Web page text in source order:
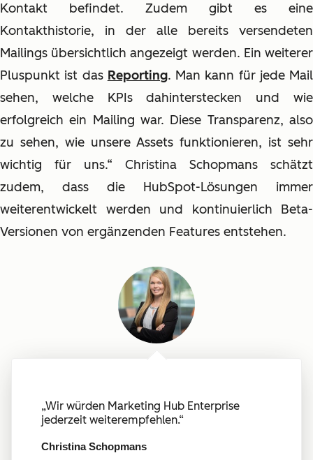
Kontakt befindet. Zudem gibt es eine
Kontakthistorie, in der alle bereits versendeten
Mailings übersichtlich angezeigt werden. Ein weiterer
Pluspunkt ist das Reporting. Man kann für jede Mail
sehen, welche KPIs dahinterstecken und wie
erfolgreich ein Mailing war. Diese Transparenz, also
zu sehen, wie unsere Assets funktionieren, ist sehr
wichtig für uns.“ Christina Schopmans schätzt
zudem, dass die HubSpot-Lösungen immer
weiterentwickelt werden und kontinuierlich Beta-
Versionen von ergänzenden Features entstehen.
„Wir würden Marketing Hub Enterprise
jederzeit weiterempfehlen.“
Christina Schopmans